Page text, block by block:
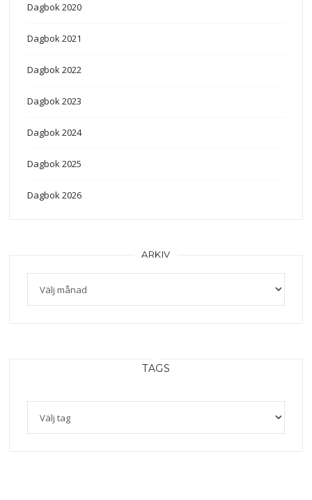
Dagbok 2020
Dagbok 2021
Dagbok 2022
Dagbok 2023
Dagbok 2024
Dagbok 2025
Dagbok 2026
ARKIV
TAGS